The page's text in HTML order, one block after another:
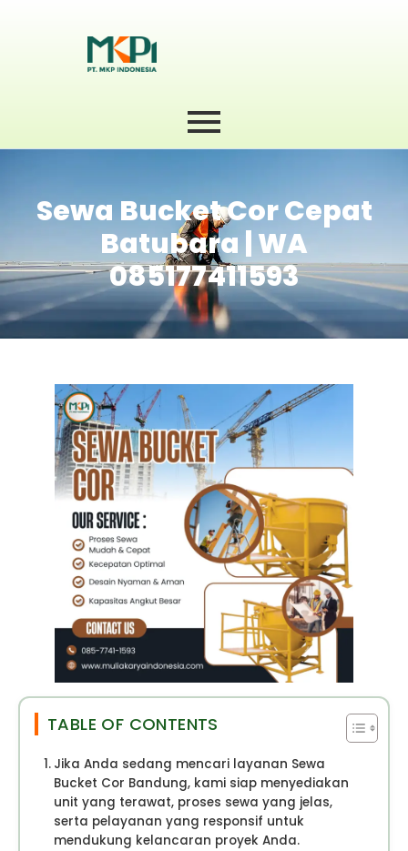
Sewa Bucket Cor Cepat
Batubara | WA
085177411593
TABLE OF CONTENTS
Jika Anda sedang mencari layanan Sewa
Bucket Cor Bandung, kami siap menyediakan
unit yang terawat, proses sewa yang jelas,
serta pelayanan yang responsif untuk
mendukung kelancaran proyek Anda.